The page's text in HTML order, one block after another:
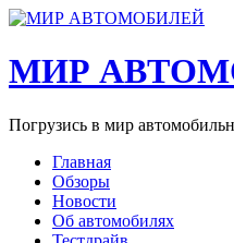
Перейти
содержимому
МИР
Погрузись в мир
Главная
Обзоры
Новости
Об автомобилях